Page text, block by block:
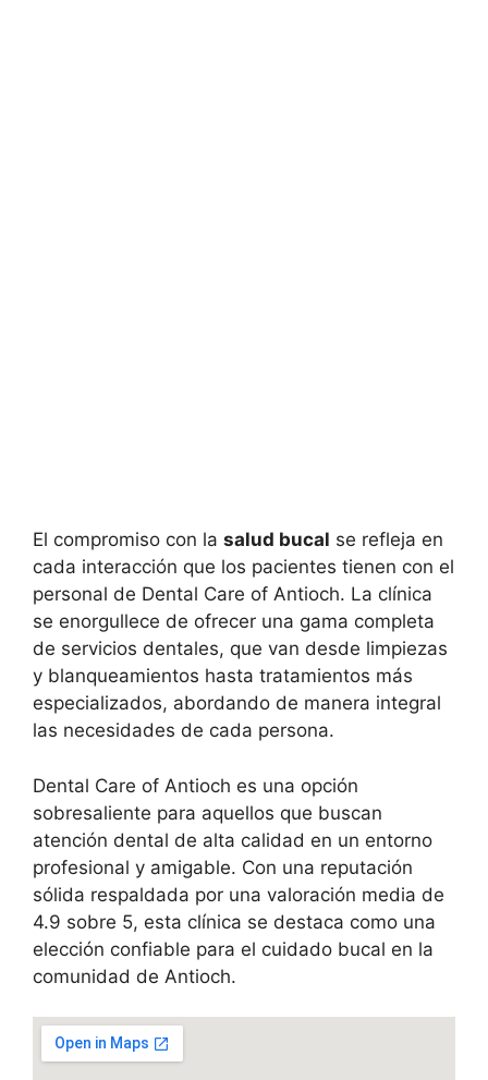
El compromiso con la salud bucal se refleja en
cada interacción que los pacientes tienen con el
personal de Dental Care of Antioch. La clínica
se enorgullece de ofrecer una gama completa
de servicios dentales, que van desde limpiezas
y blanqueamientos hasta tratamientos más
especializados, abordando de manera integral
las necesidades de cada persona.
Dental Care of Antioch es una opción
sobresaliente para aquellos que buscan
atención dental de alta calidad en un entorno
profesional y amigable. Con una reputación
sólida respaldada por una valoración media de
4.9 sobre 5, esta clínica se destaca como una
elección confiable para el cuidado bucal en la
comunidad de Antioch.